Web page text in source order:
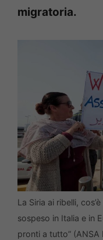
migratoria.
La Siria ai ribelli,
sospeso in Italia e in
pronti a tutto” (ANSA